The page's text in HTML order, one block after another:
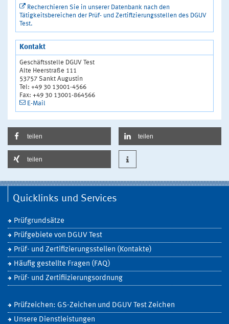
Recherchieren Sie in unserer Datenbank nach den
Tätigkeitsbereichen der Prüf- und Zertifizierungsstellen des DGUV
Test.
Kontakt
Geschäftsstelle DGUV Test
Alte Heerstraße 111
53757 Sankt Augustin
Tel: +49 30 13001-4566
Fax: +49 30 13001-864566
E-Mail
teilen teilen
teilen
Quicklinks und Services
Prüfgrundsätze
Prüfgebiete von DGUV Test
Prüf- und Zertifizierungsstellen (Kontakte)
Häufig gestellte Fragen (FAQ)
Prüf- und Zertifiizierungsordnung
Prüfzeichen: GS-Zeichen und DGUV Test Zeichen
Unsere Dienstleistungen